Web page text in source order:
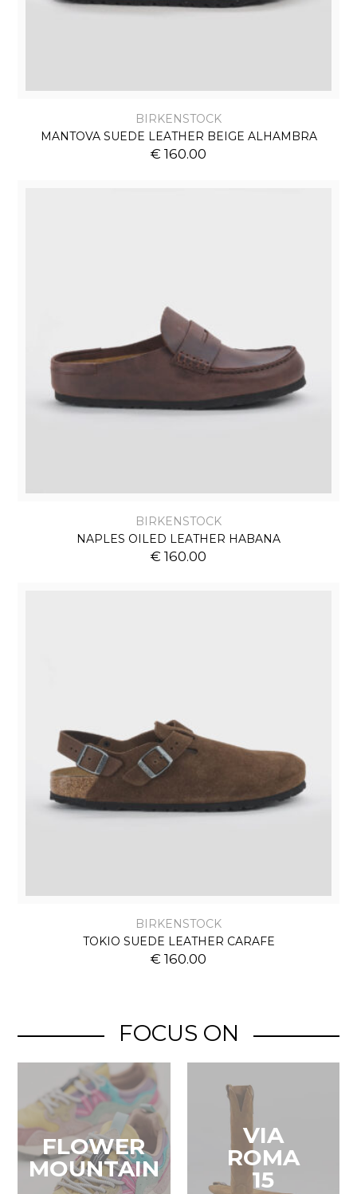
BIRKENSTOCK
MANTOVA SUEDE LEATHER BEIGE ALHAMBRA
€ 160.00
BIRKENSTOCK
NAPLES OILED LEATHER HABANA
€ 160.00
BIRKENSTOCK
TOKIO SUEDE LEATHER CARAFE
€ 160.00
FOCUS ON
FLOWER
MOUNTAIN
VIA
ROMA
15